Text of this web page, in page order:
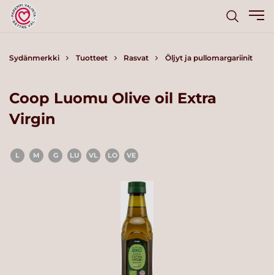
Sydänmerkki Tuotteet Rasvat Öljyt ja pullomargariinit
Coop Luomu Olive oil Extra
Virgin
L M G LU VL LO VE